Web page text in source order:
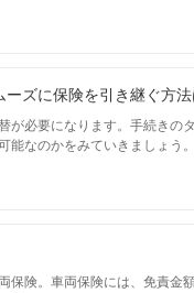
ズに保険を引き継ぐ方法
必要になります。手続きの
なのかをみていきましょう。
険。車両保険には、免責金